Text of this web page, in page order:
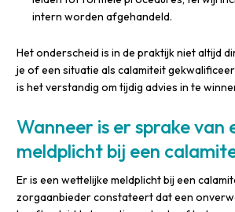
intern worden afgehandeld.
Het onderscheid is in de praktijk niet altijd
je of een situatie als calamiteit
is het verstandig om tijdig advies in te
Wanneer is er sprake van
meldplicht bij een
Er is een wettelijke meldplicht bij een
zorgaanbieder constateert dat een